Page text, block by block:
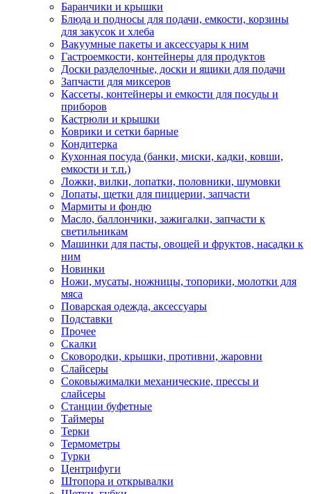
Баранчики и крышки
Блюда и подносы для подачи, емкости, корзины
для закусок и хлеба
Вакуумные пакеты и аксессуары к ним
Гастроемкости, контейнеры для продуктов
Доски разделочные, доски и ящики для подачи
Запчасти для миксеров
Кассеты, контейнеры и емкости для посуды и
приборов
Кастрюли и крышки
Коврики и сетки барные
Кондитерка
Кухонная посуда (банки, миски, кадки, ковши,
емкости и т.п.)
Ложки, вилки, лопатки, половники, шумовки
Лопаты, щетки для пиццерии, запчасти
Мармиты и фондю
Масло, баллончики, зажигалки, запчасти к
светильникам
Машинки для пасты, овощей и фруктов, насадки к
ним
Новинки
Ножи, мусаты, ножницы, топорики, молотки для
мяса
Поварская одежда, аксессуары
Подставки
Прочее
Скалки
Сковородки, крышки, противни, жаровни
Слайсеры
Соковыжималки механические, прессы и
слайсеры
Станции буфетные
Таймеры
Терки
Термометры
Турки
Центрифуги
Штопора и открывалки